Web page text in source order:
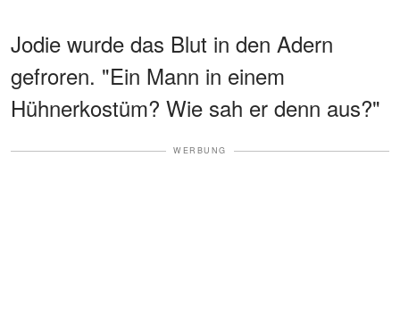
Jodie wurde das Blut in den Adern
gefroren. "Ein Mann in einem
Hühnerkostüm? Wie sah er denn aus?"
WERBUNG